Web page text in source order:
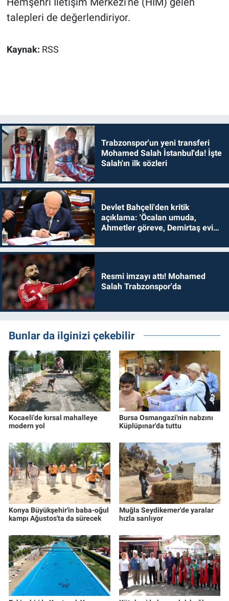
talepleri de değerlendiriyor.
Kaynak: RSS
Trabzonspor'un yeni transferi
Mohamed Salah İstanbul'da! İşte
Salah'ın ilk sözleri
Devlet Bahçeli'den kritik
açıklama: 'Öcalan umuda,
Ahmetler göreve, Demirtaş evine
Resmi imzayı attı! Mohamed
Salah Trabzonspor'da
Bunlar da ilginizi çekebilir
Kocaeli'de kırsal mahalleye
modern yol
Bursa Osmangazi'nin nabzını
Küplüpınar'da tuttu
Konya Büyükşehir'in baba-oğul
kampı Ağustos'ta da sürecek
Muğla Seydikemer'de yaralar
hızla sarılıyor